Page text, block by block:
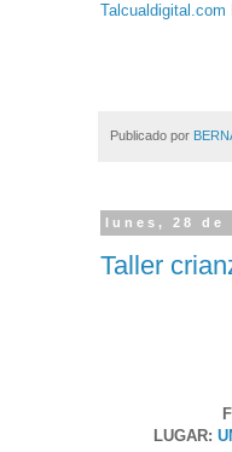
Publicado por
lunes, 28 de
Taller
LUGAR: